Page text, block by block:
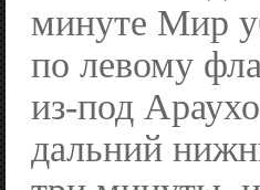
минуте Мир
по левому
из-под
дальний